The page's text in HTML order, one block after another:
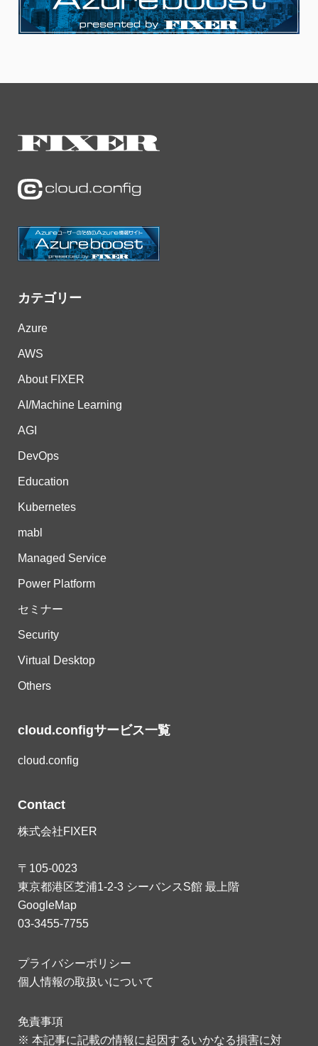
カテゴリー
Azure
AWS
About FIXER
AI/Machine Learning
AGI
DevOps
Education
Kubernetes
mabl
Managed Service
Power Platform
セミナー
Security
Virtual Desktop
Others
cloud.configサービス一覧
cloud.config
Contact
株式会社FIXER
〒105-0023
東京都港区芝浦1-2-3 シーバンスS館 最上階
GoogleMap
03-3455-7755
プライバシーポリシー
個人情報の取扱いについて
免責事項
※ 本記事に記載の情報に起因するいかなる損害に対